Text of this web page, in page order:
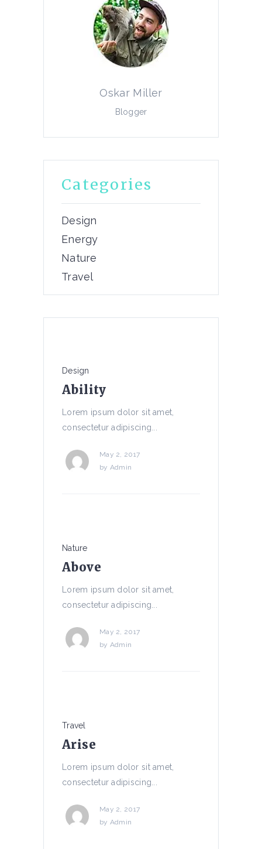
Oskar Miller
Blogger
Categories
Design
Energy
Nature
Travel
Design
Ability
Lorem ipsum dolor sit amet,
consectetur adipiscing...
May 2, 2017
by Admin
Nature
Above
Lorem ipsum dolor sit amet,
consectetur adipiscing...
May 2, 2017
by Admin
Travel
Arise
Lorem ipsum dolor sit amet,
consectetur adipiscing...
May 2, 2017
by Admin